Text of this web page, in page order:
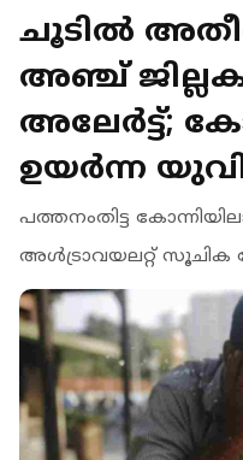
ചൂടില്‍
അഞ്ച്
അലേര്‍ട്ട്;
ഉയര്‍ന്ന
പത്തനംതിട്ട
അള്‍ട്രാവയലറ്റ് സൂചിക